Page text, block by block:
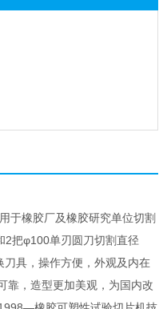
橡胶厂及橡胶研究单位切割
2把φ100单刃圆刀切割直径
具，操作方便，外观及内在
靠，造型更加美观，为国内改